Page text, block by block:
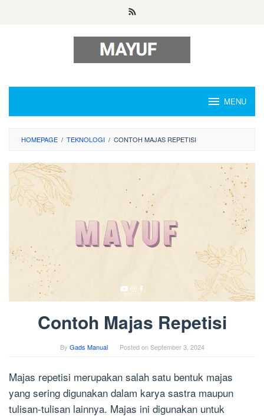
MENU
HOMEPAGE / TEKNOLOGI / CONTOH MAJAS REPETISI
Contoh Majas Repetisi
By Gads Manual Posted onSeptember 3, 2024
Majas repetisi merupakan salah satu bentuk majas
yang sering digunakan dalam karya sastra maupun
tulisan-tulisan lainnya. Majas ini digunakan untuk